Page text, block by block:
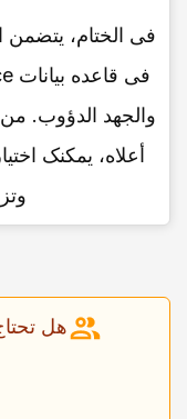
فی الختام، یتضمن
أعلاه، یمکنک
هل